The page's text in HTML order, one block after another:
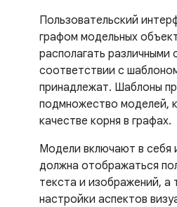
Пользовательский
графом модельных
располагать различными
соответствии с
принадлежат. Шаблоны
подмножество моделей,
качестве корня в графах.
Модели включают в себя
должна отображаться
текста и изображений, а
настройки аспектов